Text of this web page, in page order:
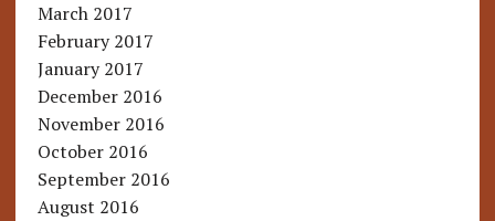
March 2017
February 2017
January 2017
December 2016
November 2016
October 2016
September 2016
August 2016